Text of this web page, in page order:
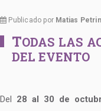
Publicado por Matias
TODAS LAS
DEL EVENTO
Del 28 al 30 de